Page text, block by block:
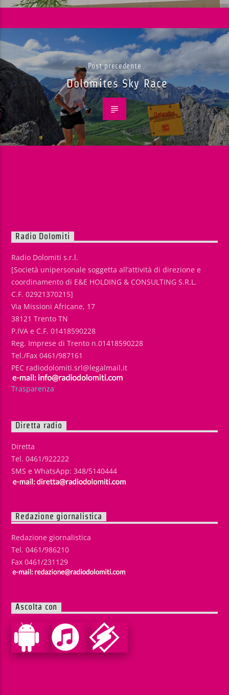
Post precedente
Dolomites Sky Race
Radio Dolomiti
Radio Dolomiti s.r.l.
[Società unipersonale soggetta all’attività di direzione e
coordinamento di E&E HOLDING & CONSULTING S.R.L.
C.F. 02921370215]
Via Missioni Africane, 17
38121 Trento TN
P.IVA e C.F. 01418590228
Reg. Imprese di Trento n.01418590228
Tel./Fax 0461/987161
PEC radiodolomiti.srl@legalmail.it
Trasparenza
Diretta radio
Diretta
Tel. 0461/922222
SMS e WhatsApp: 348/5140444
Redazione giornalistica
Redazione giornalistica
Tel. 0461/986210
Fax 0461/231129
Ascolta con